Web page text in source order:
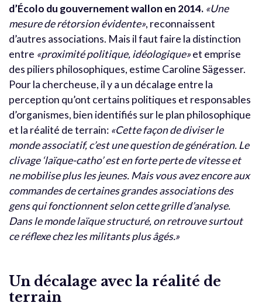
d’Écolo du gouvernement wallon en 2014. «Une
mesure de rétorsion évidente», reconnaissent
d’autres associations. Mais il faut faire la distinction
entre «proximité politique, idéologique»et emprise
des piliers philosophiques, estime Caroline Sägesser.
Pour la chercheuse, il y a un décalage entre la
perception qu’ont certains politiques et responsables
d’organismes, bien identifiés sur le plan philosophique
et la réalité de terrain: «Cette façon de diviser le
monde associatif, c’est une question de génération. Le
clivage ‘laïque-catho’ est en forte perte de vitesse et
ne mobilise plus les jeunes. Mais vous avez encore aux
commandes de certaines grandes associations des
gens qui fonctionnent selon cette grille d’analyse.
Dans le monde laïque structuré, on retrouve surtout
ce réflexe chez les militants plus âgés.»
Un décalage avec la réalité de
terrain